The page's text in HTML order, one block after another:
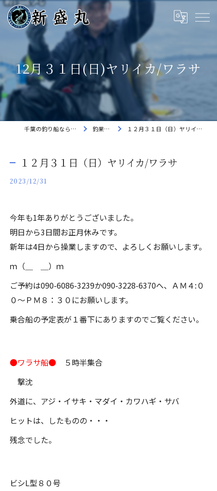
12月３１日(日)ヤリイカ/ワラサ
千葉の釣り船なら新盛丸 釣果速報 １２月３１日（日）ヤリイカ/ワラサ
１２月３１日（日）ヤリイカ/ワラサ
2023/12/31
今年も1年ありがとうございました。
明日から3日間お正月休みです。
新年は4日から操業しますので、よろしくお願いします。
ｍ（＿ ＿）ｍ
ご予約は090-6086-3239か090-3228-6370へ、ＡＭ４:０
０～ＰＭ８：３０にお願いします。
乗合船の予定表が１番下にありますのでご覧ください。
●ワラサ船●
５時半集合
撃沈
外道に、アジ・イサキ・マダイ・カワハギ・サバ
ヒットは、したものの・・・
残念でした。
ビシL型８０号